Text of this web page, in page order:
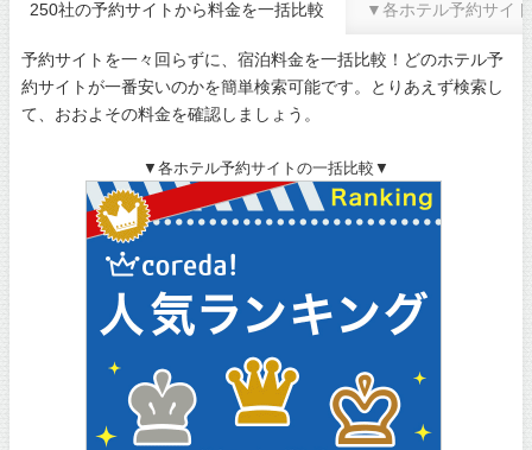
250社の予約サイトから料金を一括比較 ▼各ホテル予約サイ
予約サイトを一々回らずに、宿泊料金を一括比較！どのホテル予
約サイトが一番安いのかを簡単検索可能です。とりあえず検索し
て、おおよその料金を確認しましょう。
▼各ホテル予約サイトの一括比較▼